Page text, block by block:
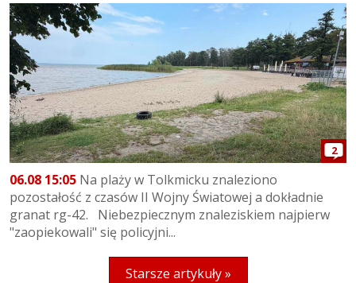
2
06.08 15:05 Na plaży w Tolkmicku znaleziono
pozostałość z czasów II Wojny Światowej a dokładnie
granat rg-42. Niebezpiecznym znaleziskiem najpierw
"zaopiekowali" się policyjni...
Starsze artykuły »